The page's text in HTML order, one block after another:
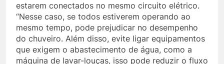
estarem conectados no mesmo circuito elétrico.
“Nesse caso, se todos estiverem operando ao
mesmo tempo, pode prejudicar no desempenho
do chuveiro. Além disso, evite ligar equipamentos
que exigem o abastecimento de água, como a
máquina de lavar-louças, isso pode reduzir o fluxo